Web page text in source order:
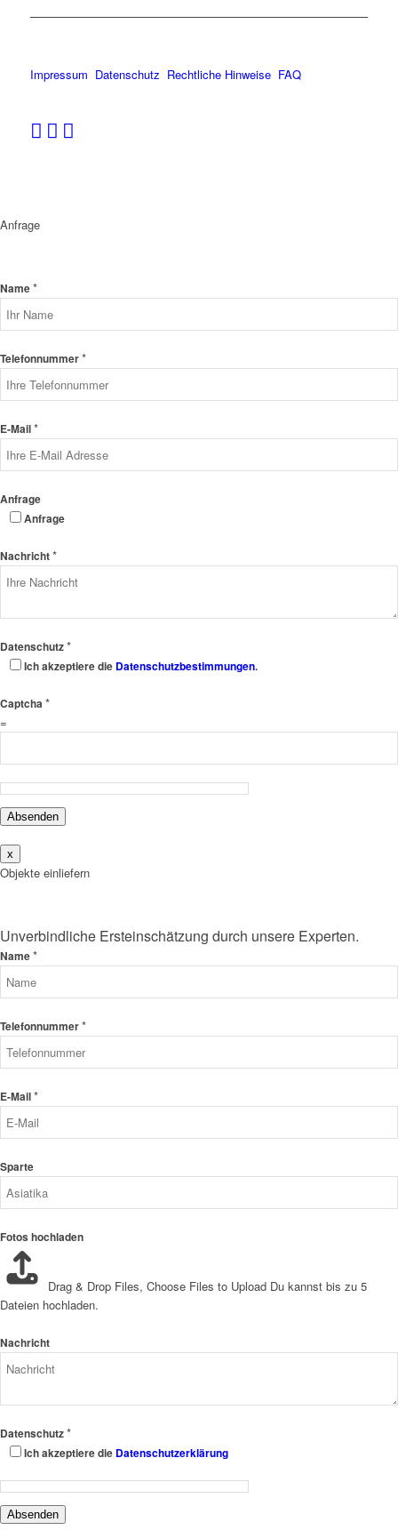
Impressum Datenschutz Rechtliche Hinweise FAQ
Anfrage
Name*
Telefonnummer*
E-Mail*
Anfrage
Anfrage
Nachricht*
Datenschutz*
Ich akzeptiere die Datenschutzbestimmungen.
Captcha *
=
Absenden
x
Objekte einliefern
Unverbindliche Ersteinschätzung durch unsere Experten.
Name*
Telefonnummer*
E-Mail*
Sparte
Fotos hochladen
Drag & Drop Files, Choose Files to Upload Du kannst bis zu 5
Dateien hochladen.
Nachricht
Datenschutz*
Ich akzeptiere die Datenschutzerklärung
Absenden